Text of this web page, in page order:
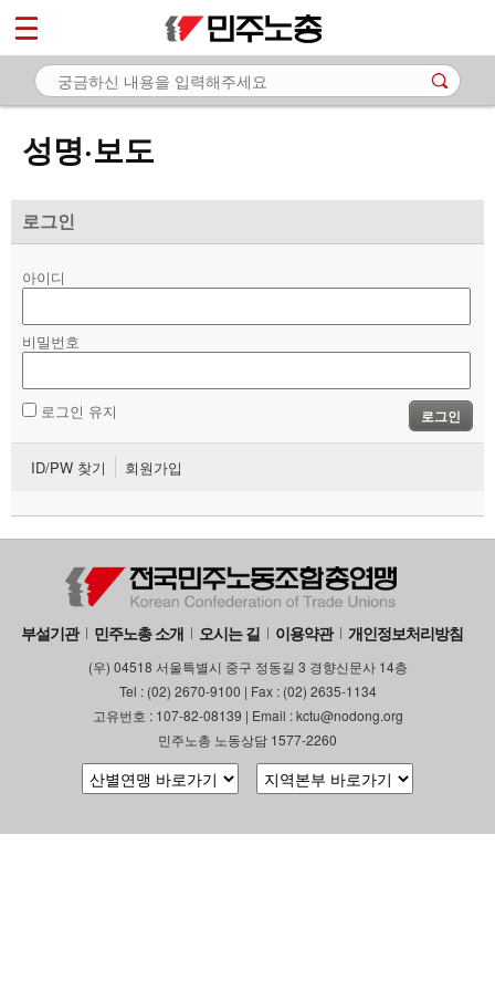
성명·보도
로그인
아이디
비밀번호
로그인 유지 로그인
ID/PW 찾기 회원가입
부설기관 민주노총 소개 오시는 길 이용약관 개인정보처리방침
(우) 04518 서울특별시 중구 정동길 3 경향신문사 14층
Tel : (02) 2670-9100 | Fax : (02) 2635-1134
고유번호 : 107-82-08139 | Email : kctu@nodong.org
민주노총 노동상담 1577-2260
마이페이지
소개
- 공지사항
- 성명·보도
자료
부설기관
업무